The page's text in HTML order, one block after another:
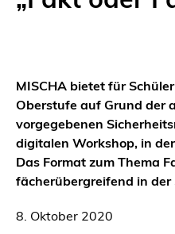
MISCHA bietet für
Oberstufe auf Grund der
vorgegebenen
digitalen Workshop, in
Das Format zum Thema
fächerübergreifend in
8. Oktober 2020